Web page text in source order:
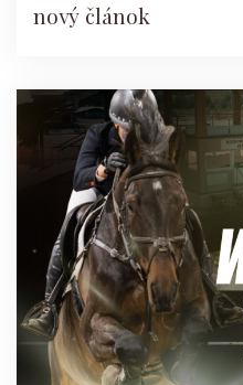
nový článok